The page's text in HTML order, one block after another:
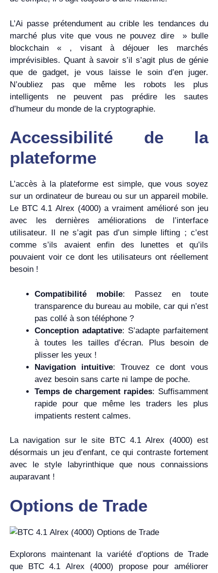
L’Ai passe prétendument au crible les tendances du
marché plus vite que vous ne pouvez dire » bulle
blockchain « , visant à déjouer les marchés
imprévisibles. Quant à savoir s’il s’agit plus de génie
que de gadget, je vous laisse le soin d’en juger.
N’oubliez pas que même les robots les plus
intelligents ne peuvent pas prédire les sautes
d’humeur du monde de la cryptographie.
Accessibilité de la
plateforme
L’accès à la plateforme est simple, que vous soyez
sur un ordinateur de bureau ou sur un appareil mobile.
Le BTC 4.1 Alrex (4000) a vraiment amélioré son jeu
avec les dernières améliorations de l’interface
utilisateur. Il ne s’agit pas d’un simple lifting ; c’est
comme s’ils avaient enfin des lunettes et qu’ils
pouvaient voir ce dont les utilisateurs ont réellement
besoin !
Compatibilité mobile: Passez en toute
transparence du bureau au mobile, car qui n’est
pas collé à son téléphone ?
Conception adaptative: S’adapte parfaitement
à toutes les tailles d’écran. Plus besoin de
plisser les yeux !
Navigation intuitive: Trouvez ce dont vous
avez besoin sans carte ni lampe de poche.
Temps de chargement rapides: Suffisamment
rapide pour que même les traders les plus
impatients restent calmes.
La navigation sur le site BTC 4.1 Alrex (4000) est
désormais un jeu d’enfant, ce qui contraste fortement
avec le style labyrinthique que nous connaissions
auparavant !
Options de Trade
Explorons maintenant la variété d’options de Trade
que BTC 4.1 Alrex (4000) propose pour améliorer